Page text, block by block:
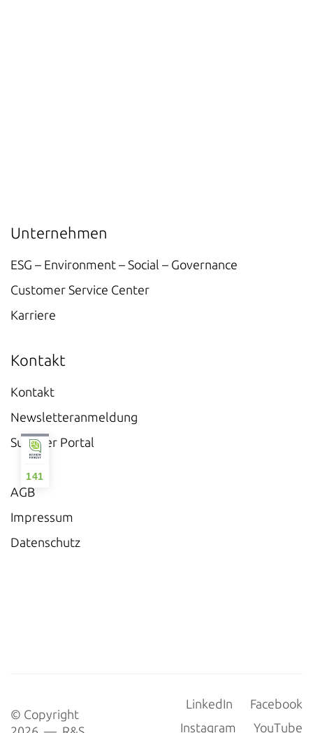
Unternehmen
ESG – Environment – Social – Governance
Customer Service Center
Karriere
Kontakt
Kontakt
Newsletteranmeldung
Supplier Portal
AGB
Impressum
Datenschutz
LinkedIn
Facebook
Instagram
YouTube
© Copyright
141